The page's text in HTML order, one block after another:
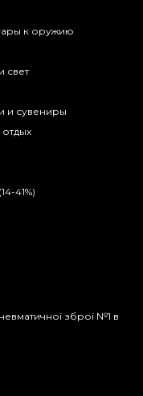
к оружию
свет
и сувениры
41%)
зброї №1 в